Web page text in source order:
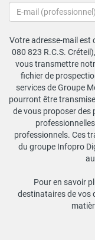
Votre adresse-mail est
080 823 R.C.S.
vous transmettre
fichier de
services de Groupe
pourront être
de vous proposer
professionnels. Ces
du groupe Infopro
Pour en savoir
destinataires de vos